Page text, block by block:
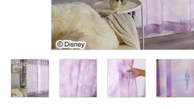
ガイドライン